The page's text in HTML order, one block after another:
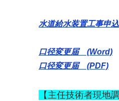
水道給水装置工事
口径変更届 (Word)
口径変更届 (PDF)
【主任技術者現地